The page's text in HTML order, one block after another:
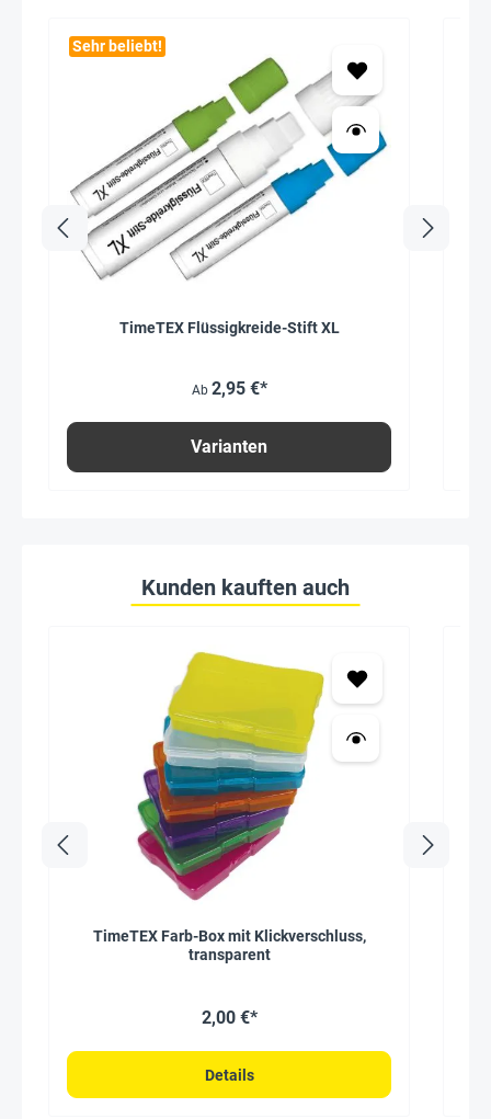
Sehr beliebt!
TimeTEX Flüssigkreide-Stift XL
Ab 2,95 €*
Varianten
Kunden kauften auch
TimeTEX Farb-Box mit Klickverschluss,
transparent
2,00 €*
Details